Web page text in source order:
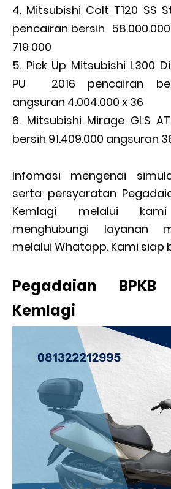
Mitsubishi Colt T120 SS
pencairan bersih
719 000
Pick Up Mitsubishi L300
PU 2016 pencairan
angsuran 4.004.000 x 36
Mitsubishi Mirage GLS
bersih 91.409.000 angsuran
Infomasi mengenai
serta persyaratan
Kemlagi melalui
menghubungi layanan
melalui Whatapp. Kami siap
Pegadaian
Kemlagi